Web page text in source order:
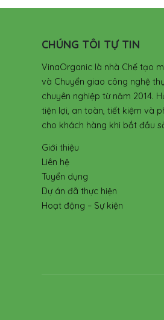
CHÚNG TÔI TỰ TIN
VinaOrganic là nhà Chế tạo
và Chuyển giao công nghệ
chuyên nghiệp từ năm 2014.
tiện lợi, an toàn, tiết kiệm và
cho khách hàng khi bắt đầu
Giới thiệu
Liên hệ
Tuyển dụng
Dự án đã thực hiện
Hoạt động – Sự kiện